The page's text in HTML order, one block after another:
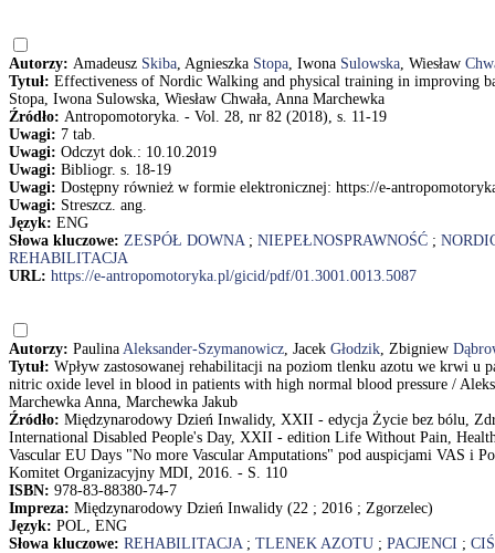
Autorzy: Amadeusz Skiba, Agnieszka Stopa, Iwona Sulowska, Wiesław
Tytuł: Effectiveness of Nordic Walking and physical training in improving
Stopa, Iwona Sulowska, Wiesław Chwała, Anna Marchewka
Źródło: Antropomotoryka. - Vol. 28, nr 82 (2018), s. 11-19
Uwagi: 7 tab.
Uwagi: Odczyt dok.: 10.10.2019
Uwagi: Bibliogr. s. 18-19
Uwagi: Dostępny również w formie elektronicznej: https://e-
Uwagi: Streszcz. ang.
Język: ENG
Słowa kluczowe: ZESPÓŁ DOWNA; NIEPEŁNOSPRAWNOŚĆ ;
REHABILITACJA
URL: https://e-antropomotoryka.pl/gicid/pdf/01.3001.0013.5087
Autorzy: Paulina Aleksander-Szymanowicz, Jacek Głodzik, Zbigniew
Tytuł: Wpływ zastosowanej rehabilitacji na poziom tlenku azotu we krwi
nitric oxide level in blood in patients with high normal blood pressure /
Marchewka Anna, Marchewka Jakub
Źródło: Międzynarodowy Dzień Inwalidy, XXII - edycja Życie bez bólu,
International Disabled People's Day, XXII - edition Life Without Pain,
Vascular EU Days "No more Vascular Amputations" pod auspicjami VAS i
Komitet Organizacyjny MDI, 2016. - S. 110
ISBN: 978-83-88380-74-7
Impreza: Międzynarodowy Dzień Inwalidy (22 ; 2016 ; Zgorzelec)
Język: POL, ENG
Słowa kluczowe: REHABILITACJA; TLENEK AZOTU ; PACJENCI ;